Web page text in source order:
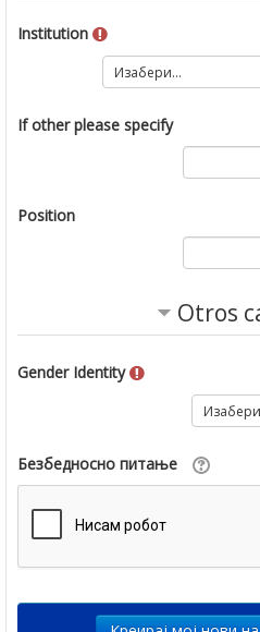
Institution
If other please specify
Position
Otros
Gender Identity
Безбедносно питање